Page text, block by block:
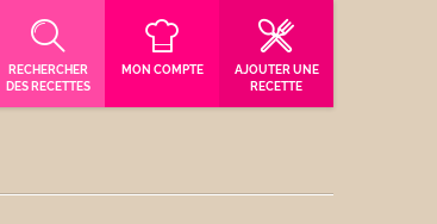
RECHERCHER
DES RECETTES
MON COMPTE
AJOUTER UNE
RECETTE